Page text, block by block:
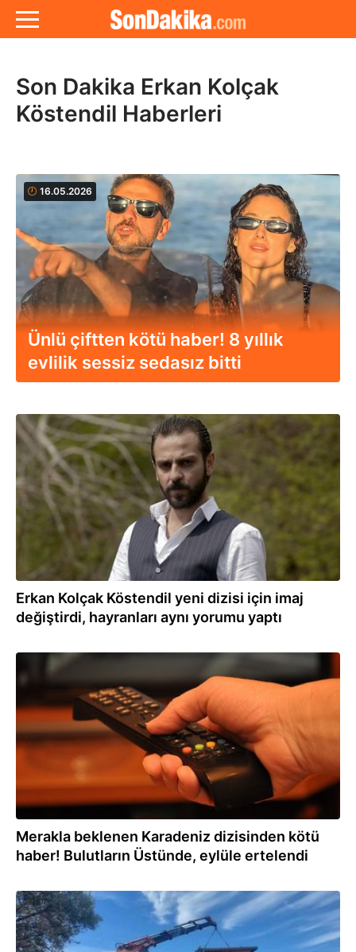
Son Dakika Erkan Kolçak
Köstendil Haberleri
16.05.2026
Ünlü çiftten kötü haber! 8 yıllık
evlilik sessiz sedasız bitti
01.06.2025
Erkan Kolçak Köstendil yeni dizisi için imaj
değiştirdi, hayranları aynı yorumu yaptı
07.02.2025
Merakla beklenen Karadeniz dizisinden kötü
haber! Bulutların Üstünde, eylüle ertelendi
05.02.2024